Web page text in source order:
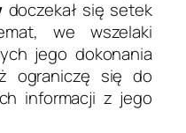
doczekał się setek
we wszelaki
jego dokonania
ograniczę się do
informacji z jego